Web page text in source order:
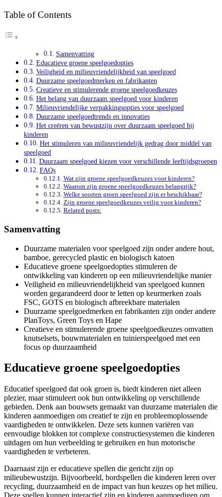
Table of Contents
Samenvatting
Educatieve groene speelgoedopties
Veiligheid en milieuvriendelijkheid van speelgoed
Duurzame speelgoedmerken en fabrikanten
Creatieve en stimulerende groene speelgoedkeuzes
Het belang van duurzaam speelgoed voor kinderen
Milieuvriendelijke verpakkingsopties voor speelgoed
Duurzame speelgoedtrends en innovaties
Het creëren van bewustzijn over duurzaam speelgoed bij
kinderen
Het stimuleren van milieuvriendelijk gedrag door middel van
speelgoed
Duurzaam speelgoed kiezen voor verschillende leeftijdsgroepen
FAQs
Wat zijn groene speelgoedkeuzes voor kinderen?
Waarom zijn groene speelgoedkeuzes belangrijk?
Welke soorten groen speelgoed zijn er beschikbaar?
Zijn groene speelgoedkeuzes veilig voor kinderen?
Related posts:
Samenvatting
Duurzame materialen voor speelgoed zijn onder andere hout,
bamboe, gerecycled plastic en biologisch katoen
Educatieve groene speelgoedopties stimuleren de
ontwikkeling van kinderen op een milieuvriendelijke manier
Veiligheid en milieuvriendelijkheid van speelgoed kunnen
worden gegarandeerd door te letten op keurmerken zoals
FSC, GOTS en biologisch afbreekbare materialen
Duurzame speelgoedmerken en fabrikanten zijn onder andere
PlanToys, Green Toys en Hape
Creatieve en stimulerende groene speelgoedkeuzes omvatten
knutselsets, bouwmaterialen en tuinierspeelgoed met een
focus op duurzaamheid
Educatieve groene speelgoedopties
Educatief speelgoed dat ook groen is, biedt kinderen niet alleen
plezier, maar stimuleert ook hun ontwikkeling op verschillende
gebieden. Denk aan bouwsets gemaakt van duurzame materialen die
kinderen aanmoedigen om creatief te zijn en probleemoplossende
vaardigheden te ontwikkelen. Deze sets kunnen variëren van
eenvoudige blokken tot complexe constructiesystemen die kinderen
uitdagen om hun verbeelding te gebruiken en hun motorische
vaardigheden te verbeteren.
Daarnaast zijn er educatieve spellen die gericht zijn op
milieubewustzijn. Bijvoorbeeld, bordspellen die kinderen leren over
recycling, duurzaamheid en de impact van hun keuzes op het milieu.